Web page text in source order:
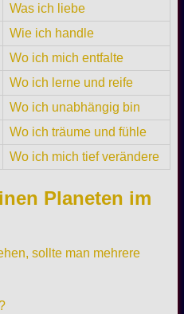
Was ich liebe
Wie ich handle
Wo ich mich entfalte
Wo ich lerne und reife
Wo ich unabhängig bin
Wo ich träume und fühle
Wo ich mich tief verändere
Planeten im
sollte man mehrere